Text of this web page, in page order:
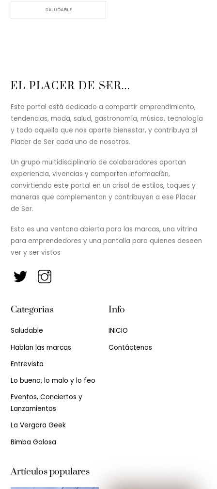
SALUDABLE
Back
Top
EL PLACER DE SER...
Este portal está dedicado a compartir emprendimiento,
tendencias, moda, salud, gastronomía, música, tecnología
y todo aquello que nos aporte bienestar, y contribuya al
Placer de Ser cada uno de nosotros.
Un grupo multidisciplinario de colaboradores aportan
experiencia, vivencias y comparten información,
convirtiendo este portal en un crisol de estilos, toques y
maneras que complementan y contribuyen a ese Placer
de Ser.
Esta es una ventana abierta para las marcas, una vitrina
para emprendedores y una pantalla para quienes deseen
ver y ser vistos
Categorias
Saludable
Hablan las marcas
Entrevista
Lo bueno, lo malo y lo feo
Eventos, Conciertos y
Lanzamientos
La Vergara Geek
Bimba Golosa
Info
INICIO
Contáctenos
Artículos populares